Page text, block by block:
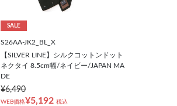
SALE
S26AA-JK2_BL_X
【SILVER LINE】シルクコットンドット
ネクタイ 8.5cm幅/ネイビー/JAPAN MA
DE
¥6,490
WEB価格¥5,192 税込